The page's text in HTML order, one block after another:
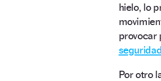
hielo, lo
provocar
seguridad
Por otro